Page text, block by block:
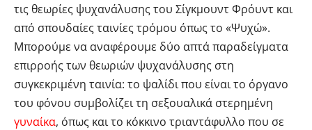
τις θεωρίες ψυχανάλυσης του Σίγκμουντ Φρόυντ και
από σπουδαίες ταινίες τρόμου όπως το «Ψυχώ».
Μπορούμε να αναφέρουμε δύο απτά παραδείγματα
επιρροής των θεωριών ψυχανάλυσης στη
συγκεκριμένη ταινία: το ψαλίδι που είναι το όργανο
του φόνου συμβολίζει τη σεξουαλικά στερημένη
γυναίκα, όπως και το κόκκινο τριαντάφυλλο που σε